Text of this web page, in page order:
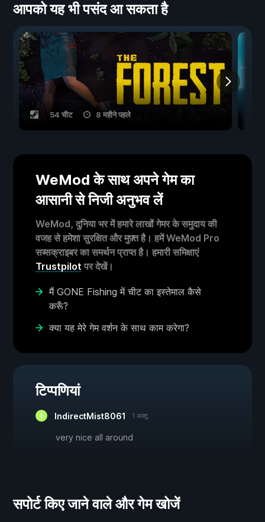
आपको यह भी पसंद आ सकता है
54 चीट 8 महीने पहले
WeMod के साथ अपने गेम का
आसानी से निजी अनुभव लें
WeMod, दुनिया भर में हमारे लाखों गेमर के समुदाय की
वजह से हमेशा सुरक्षित और मुफ़्त है। हमें WeMod Pro
सब्सक्राइबर का समर्थन प्राप्त है। हमारी समिक्षाएं
Trustpilot पर देखें।
मैं GONE Fishing में चीट का इस्तेमाल कैसे
करूँ?
क्या यह मेरे गेम वर्शन के साथ काम करेगा?
टिप्पणियां
IndirectMist8061 1 अक्टू.
very nice all around
सपोर्ट किए जाने वाले और गेम खोजें